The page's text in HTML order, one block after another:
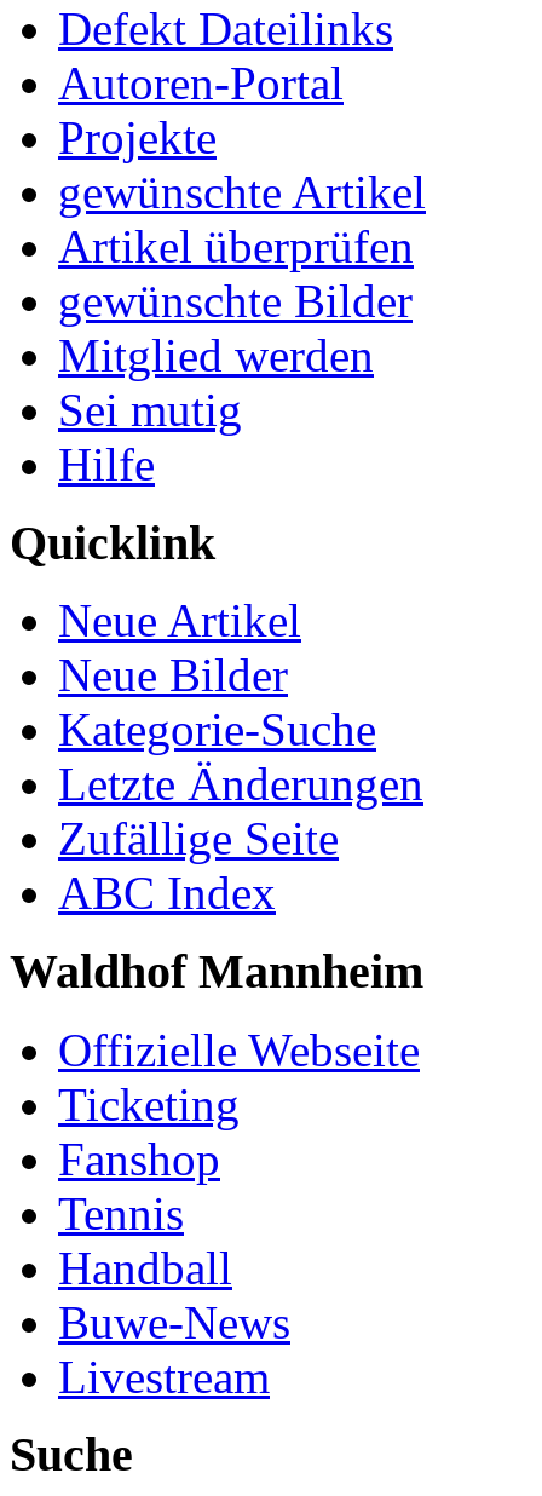
Defekt Dateilinks
Autoren-Portal
Projekte
gewünschte Artikel
Artikel überprüfen
gewünschte Bilder
Mitglied werden
Sei mutig
Hilfe
Quicklink
Neue Artikel
Neue Bilder
Kategorie-Suche
Letzte Änderungen
Zufällige Seite
ABC Index
Waldhof Mannheim
Offizielle Webseite
Ticketing
Fanshop
Tennis
Handball
Buwe-News
Livestream
Suche